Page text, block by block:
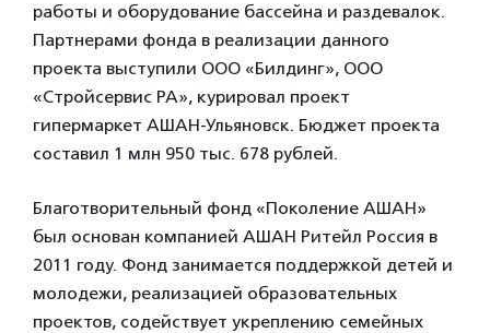
работы и оборудование бассейна и раздевалок.
Партнерами фонда в реализации данного
проекта выступили ООО «Билдинг», ООО
«Стройсервис РА», курировал проект
гипермаркет АШАН-Ульяновск. Бюджет проекта
составил 1 млн 950 тыс. 678 рублей.
Благотворительный фонд «Поколение АШАН»
был основан компанией АШАН Ритейл Россия в
2011 году. Фонд занимается поддержкой детей и
молодежи, реализацией образовательных
проектов, содействует укреплению семейных